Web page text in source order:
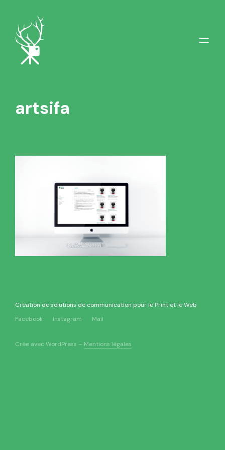
artsifa
Création de solutions de communication pour le Print et le Web
Facebook
Instagram Mail
Crée avec WordPress – Mentions légales